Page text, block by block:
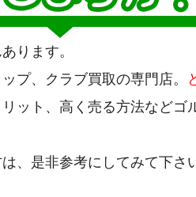
ります。
プ、クラブ買取の専門店。
ット、高く売る方法など
、是非参考にしてみて下さ